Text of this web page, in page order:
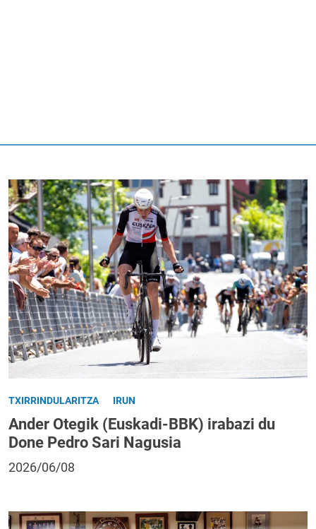
TXIRRINDULARITZA IRUN
Ander Otegik (Euskadi-BBK) irabazi du
Done Pedro Sari Nagusia
2026/06/08